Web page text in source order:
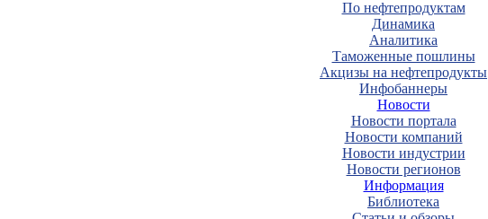
По нефтепродуктам
Динамика
Аналитика
Таможенные пошлины
Акцизы на нефтепродукты
Инфобаннеры
Новости
Новости портала
Новости компаний
Новости индустрии
Новости регионов
Информация
Библиотека